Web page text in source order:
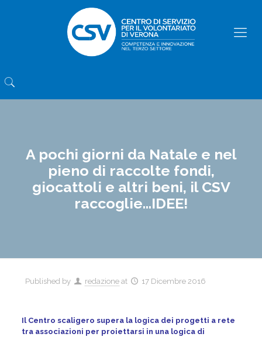
A pochi giorni da Natale e nel
pieno di raccolte fondi,
giocattoli e altri beni, il CSV
raccoglie…IDEE!
Published by redazione at 17 Dicembre 2016
Il Centro scaligero supera la logica dei progetti a rete
tra associazioni per proiettarsi in una logica di